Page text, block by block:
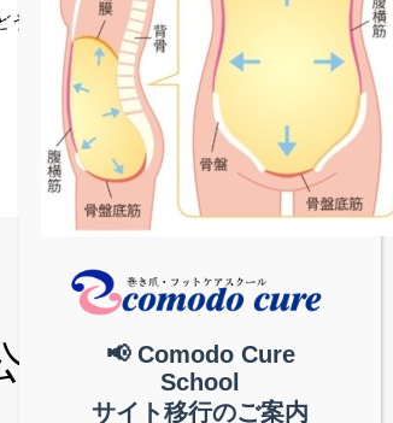
なるの？
式│中部地
📢 Comodo Cure
School
サイト移行のご案内